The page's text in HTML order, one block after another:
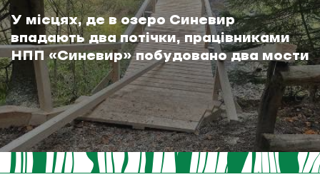
У місцях, де в озеро Синевир
впадають два потічки, працівниками
НПП «Синевир» побудовано два мости